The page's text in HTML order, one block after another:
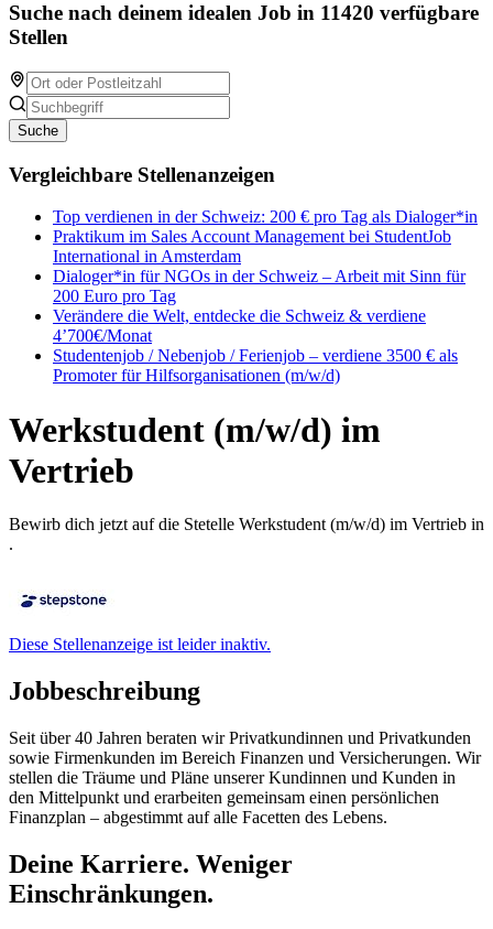
Suche nach deinem idealen Job in 11420 verfügbare
Stellen
Suche
Vergleichbare Stellenanzeigen
Top verdienen in der Schweiz: 200 € pro Tag als Dialoger*in
Praktikum im Sales Account Management bei StudentJob
International in Amsterdam
Dialoger*in für NGOs in der Schweiz – Arbeit mit Sinn für
200 Euro pro Tag
Verändere die Welt, entdecke die Schweiz & verdiene
4’700€/Monat
Studentenjob / Nebenjob / Ferienjob – verdiene 3500 € als
Promoter für Hilfsorganisationen (m/w/d)
Werkstudent (m/w/d) im
Vertrieb
Bewirb dich jetzt auf die Stetelle Werkstudent (m/w/d) im Vertrieb in
.
Diese Stellenanzeige ist leider inaktiv.
Jobbeschreibung
Seit über 40 Jahren beraten wir Privatkundinnen und Privatkunden
sowie Firmenkunden im Bereich Finanzen und Versicherungen. Wir
stellen die Träume und Pläne unserer Kundinnen und Kunden in
den Mittelpunkt und erarbeiten gemeinsam einen persönlichen
Finanzplan – abgestimmt auf alle Facetten des Lebens.
Deine Karriere. Weniger
Einschränkungen.